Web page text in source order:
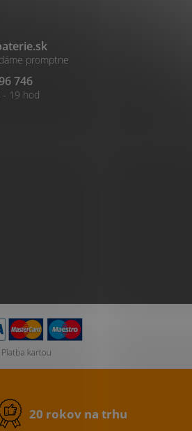
746
20 rokov na trhu